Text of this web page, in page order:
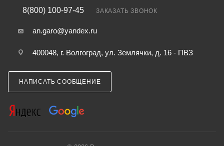
8(800) 100-97-45 ЗАКАЗАТЬ ЗВОНОК
an.garo@yandex.ru
400048, г. Волгоград, ул. Землячки, д. 16 - ПВЗ
НАПИСАТЬ СООБЩЕНИЕ